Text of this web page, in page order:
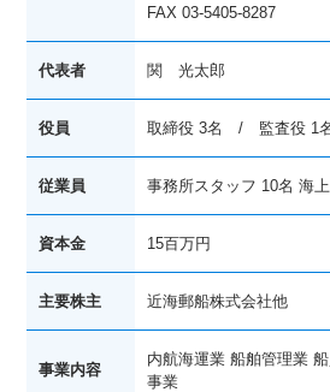
FAX 03-5405-8287
代表者 関 光太郎
役員 取締役 3名 / 監査役 1
従業員 事務所スタッフ 10名 海
資本金 15百万円
主要株主 近海郵船株式会社他
事業内容
内航海運業 船舶管理業
事業